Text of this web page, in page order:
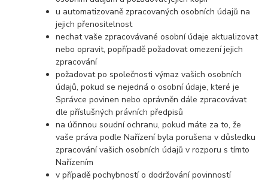
u automatizovaně zpracovaných osobních údajů na
jejich přenositelnost
nechat vaše zpracovávané osobní údaje aktualizovat
nebo opravit, popřípadě požadovat omezení jejich
zpracování
požadovat po společnosti výmaz vašich osobních
údajů, pokud se nejedná o osobní údaje, které je
Správce povinen nebo oprávněn dále zpracovávat
dle příslušných právních předpisů
na účinnou soudní ochranu, pokud máte za to, že
vaše práva podle Nařízení byla porušena v důsledku
zpracování vašich osobních údajů v rozporu s tímto
Nařízením
v případě pochybností o dodržování povinností